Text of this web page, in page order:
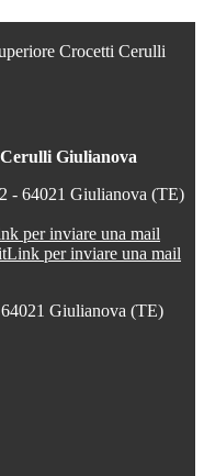
Crocetti Cerulli
Giulianova
- 64021 Giulianova (TE)
per inviare una mail
Link per inviare una mail
Giulianova (TE)